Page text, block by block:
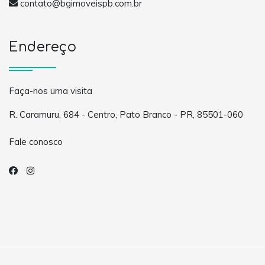
contato@bgimoveispb.com.br
Endereço
Faça-nos uma visita
R. Caramuru, 684 - Centro, Pato Branco - PR, 85501-060
Fale conosco